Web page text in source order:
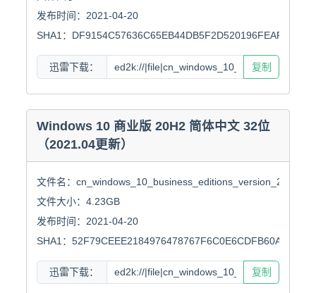
发布时间：2021-04-20
SHA1：DF9154C57636C65EB44DB5F2D520196FEAF55DB8
迅雷下载： 复制
Windows 10 商业版 20H2 简体中文 32位
（2021.04更新）
文件名：
文件大小：4.23GB
发布时间：2021-04-20
SHA1：52F79CEEE2184976478767F6C0E6CDFB60AC0064
迅雷下载： 复制